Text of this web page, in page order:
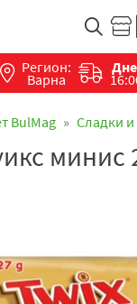
Регион:
Варна
BulMag Сладки
минис